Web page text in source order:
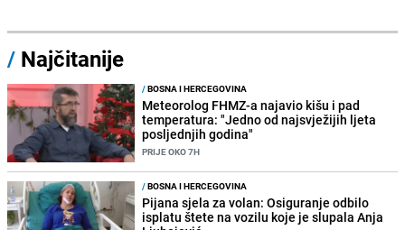
/ Najčitanije
/BOSNA I HERCEGOVINA
Meteorolog FHMZ-a najavio kišu i pad
temperatura: "Jedno od najsvježijih ljeta
posljednjih godina"
PRIJE OKO 7H
/BOSNA I HERCEGOVINA
Pijana sjela za volan: Osiguranje odbilo
isplatu štete na vozilu koje je slupala Anja